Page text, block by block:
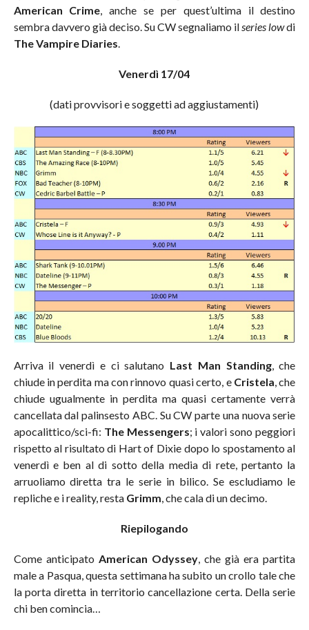
American Crime, anche se per quest’ultima il destino
sembra davvero già deciso. Su CW segnaliamo ilseries lowdi
The Vampire Diaries.
Venerdì 17/04
(dati provvisori e soggetti ad aggiustamenti)
Arriva il venerdì e ci salutano Last Man Standing, che
chiude in perdita ma con rinnovo quasi certo, e Cristela , che
chiude ugualmente in perdita ma quasi certamente verrà
cancellata dal palinsesto ABC. Su CW parte una nuova serie
apocalittico/sci-fi: The Messengers; i valori sono peggiori
rispetto al risultato di Hart of Dixie dopo lo spostamento al
venerdì e ben al di sotto della media di rete, pertanto la
arruoliamo diretta tra le serie in bilico. Se escludiamo le
repliche e i reality, resta Grimm , che cala di un decimo.
Riepilogando
Come anticipato American Odyssey, che già era partita
male a Pasqua, questa settimana ha subito un crollo tale che
la porta diretta in territorio cancellazione certa. Della serie
chi ben comincia…